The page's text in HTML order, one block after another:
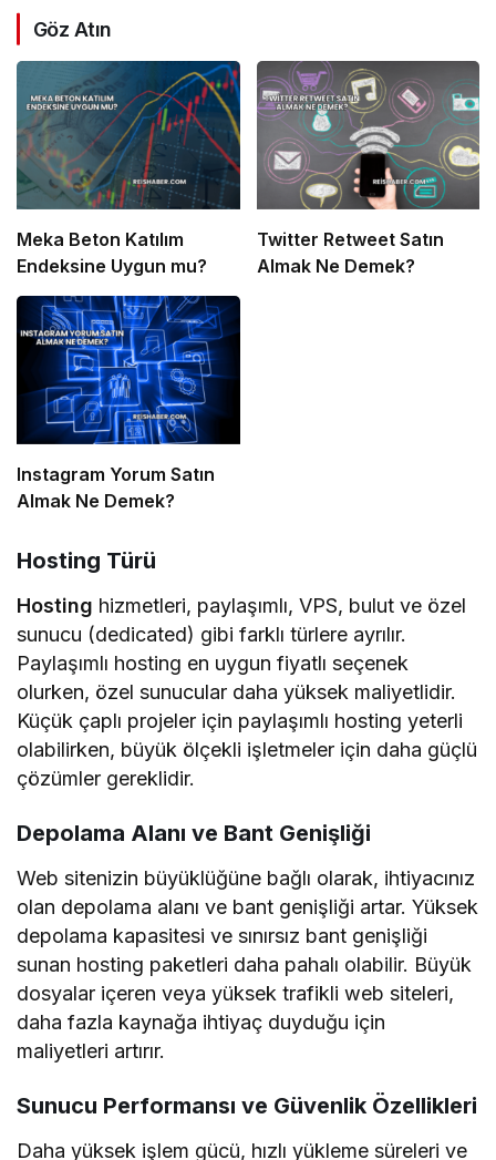
Göz Atın
Meka Beton Katılım
Endeksine Uygun mu?
Twitter Retweet Satın
Almak Ne Demek?
Instagram Yorum Satın
Almak Ne Demek?
Hosting Türü
Hosting hizmetleri, paylaşımlı, VPS, bulut ve özel
sunucu (dedicated) gibi farklı türlere ayrılır.
Paylaşımlı hosting en uygun fiyatlı seçenek
olurken, özel sunucular daha yüksek maliyetlidir.
Küçük çaplı projeler için paylaşımlı hosting yeterli
olabilirken, büyük ölçekli işletmeler için daha güçlü
çözümler gereklidir.
Depolama Alanı ve Bant Genişliği
Web sitenizin büyüklüğüne bağlı olarak, ihtiyacınız
olan depolama alanı ve bant genişliği artar. Yüksek
depolama kapasitesi ve sınırsız bant genişliği
sunan hosting paketleri daha pahalı olabilir. Büyük
dosyalar içeren veya yüksek trafikli web siteleri,
daha fazla kaynağa ihtiyaç duyduğu için
maliyetleri artırır.
Sunucu Performansı ve Güvenlik Özellikleri
Daha yüksek işlem gücü, hızlı yükleme süreleri ve